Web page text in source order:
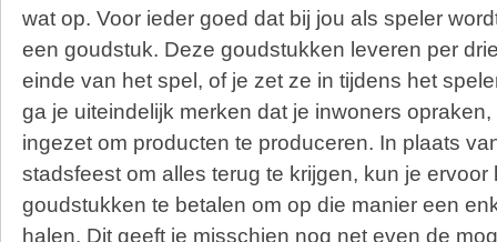
wat op. Voor ieder goed dat bij jou als speler
een goudstuk. Deze goudstukken leveren per
einde van het spel, of je zet ze in tijdens het
ga je uiteindelijk merken dat je inwoners
ingezet om producten te produceren. In plaats
stadsfeest om alles terug te krijgen, kun je ervoor
goudstukken te betalen om op die manier een
halen. Dit geeft je misschien nog net even de